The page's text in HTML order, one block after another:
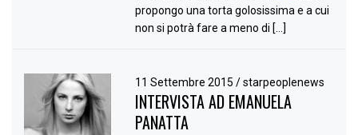
propongo una torta golosissima e a cui
non si potrà fare a meno di […]
11 Settembre 2015/ starpeoplenews
INTERVISTA AD EMANUELA
PANATTA